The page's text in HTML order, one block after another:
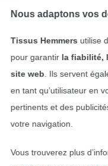
Nous adaptons vos
Tissus Hemmers utilise
pour garantir la fiabilité,
site web . Ils servent
en tant qu’utilisateur en
pertinents et des
votre navigation.
Vous trouverez plus